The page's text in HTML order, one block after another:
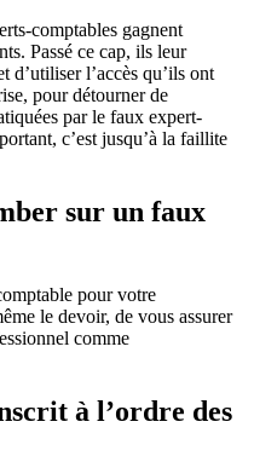
comptables gagnent
Passé ce cap, ils leur
d’utiliser l’accès qu’ils ont
pour détourner de
par le faux expert-
c’est jusqu’à la faillite
sur un faux
pour votre
le devoir, de vous assurer
comme
à l’ordre des